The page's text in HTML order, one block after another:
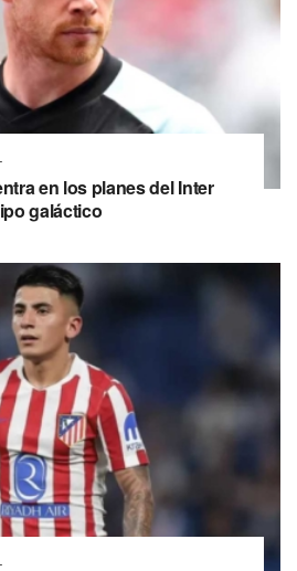
en los planes del Inter
galáctico